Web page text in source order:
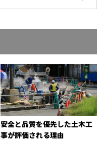
安全と品質を優先した土木工
事が評価される理由